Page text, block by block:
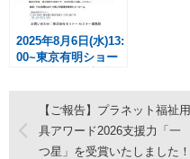
2025年8月6日(水)13:
00~東京有明ショー
【ご報告】プラネット福祉用
具アワード2026支援力「一
つ星」を受賞いたしました！